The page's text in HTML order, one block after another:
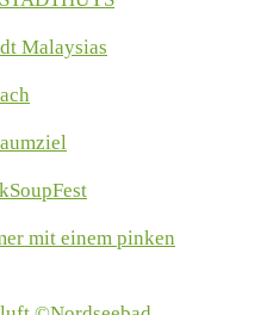
Malaysias
mit einem pinken